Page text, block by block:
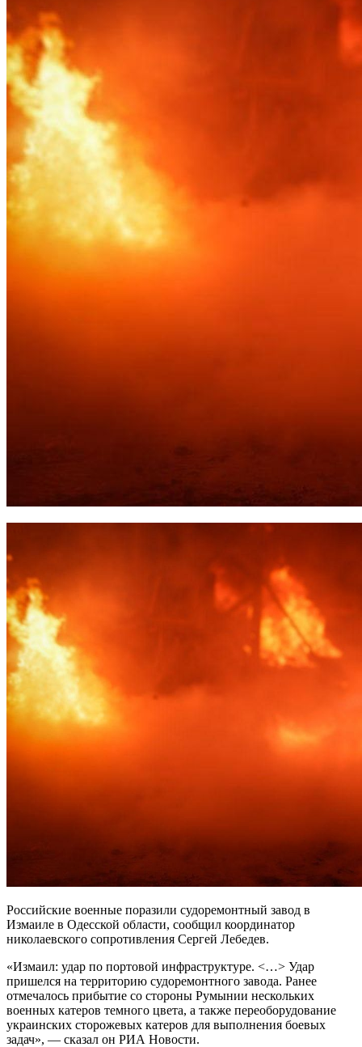
Российские военные поразили судоремонтный завод в
Измаиле в Одесской области, сообщил координатор
николаевского сопротивления Сергей Лебедев.
«Измаил: удар по портовой инфраструктуре. <…> Удар
пришелся на территорию судоремонтного завода. Ранее
отмечалось прибытие со стороны Румынии нескольких
военных катеров темного цвета, а также переоборудование
украинских сторожевых катеров для выполнения боевых
задач», — сказал он РИА Новости.